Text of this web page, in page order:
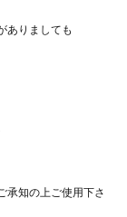
承知の上ご使用下さ